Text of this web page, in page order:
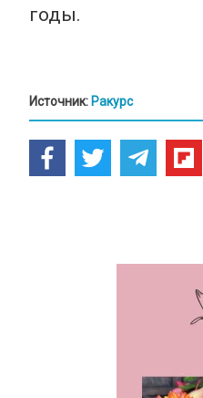
годы.
Источник: Ракурс